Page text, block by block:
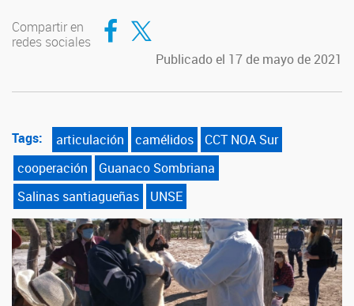
Compartir en
redes sociales
Compartir en Facebook
Compartir en Twitter
Publicado el 17 de mayo de 2021
Tags: articulación camélidos
CCT NOA Sur
cooperación
Guanaco Sombriana
Salinas santiagueñas
UNSE